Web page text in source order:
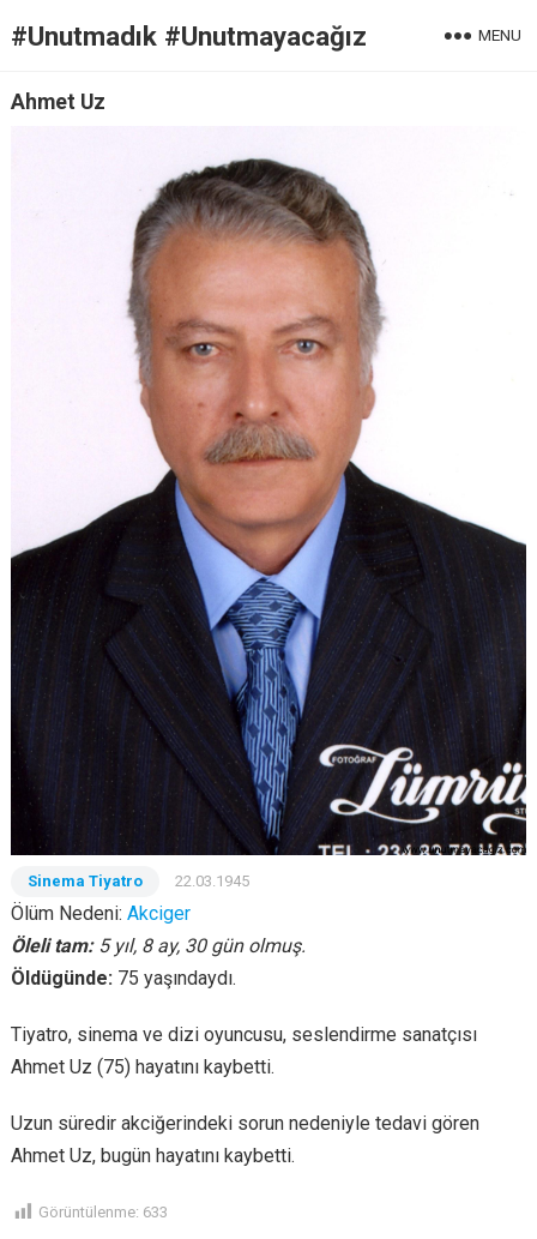
#Unutmadık #Unutmayacağız MENU
Ahmet Uz
Sinema Tiyatro 22.03.1945
Ölüm Nedeni: Akciger
Öleli tam: 5 yıl, 8 ay, 30 gün olmuş.
Öldügünde: 75 yaşındaydı.
Tiyatro, sinema ve dizi oyuncusu, seslendirme sanatçısı
Ahmet Uz (75) hayatını kaybetti.
Uzun süredir akciğerindeki sorun nedeniyle tedavi gören
Ahmet Uz, bugün hayatını kaybetti.
Görüntülenme: 633